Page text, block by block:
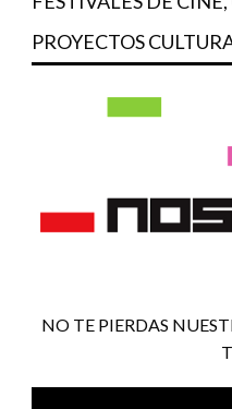
PROYECTOS
NO TE PIERDAS